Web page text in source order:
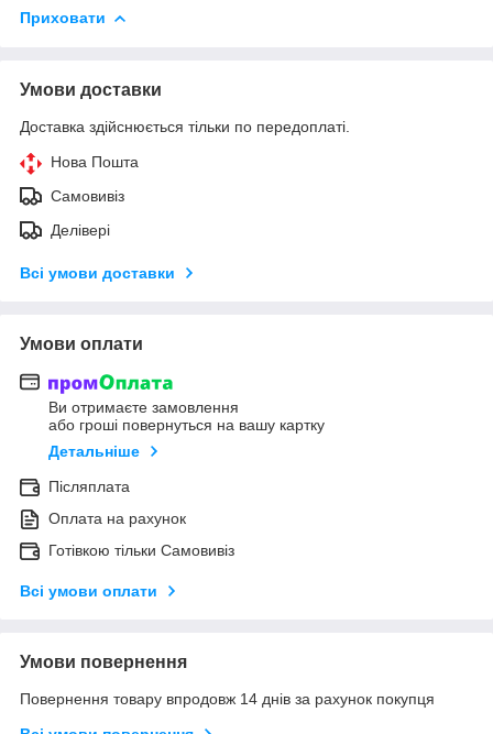
Приховати
Умови доставки
Доставка здійснюється тільки по передоплаті.
Нова Пошта
Самовивіз
Делівері
Всі умови доставки
Умови оплати
Ви отримаєте замовлення
або гроші повернуться на вашу картку
Детальніше
Післяплата
Оплата на рахунок
Готівкою тільки Самовивіз
Всі умови оплати
Умови повернення
Повернення товару впродовж 14 днів за рахунок покупця